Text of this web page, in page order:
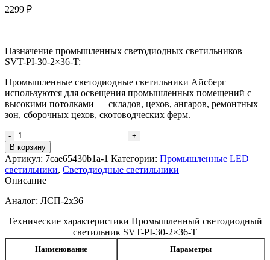
2299 ₽
Назначение промышленных светодиодных светильников
SVT-PI-30-2×36-T:
Промышленные светодиодные светильники Айсберг
используются для освещения промышленных помещений с
высокими потолками — складов, цехов, ангаров, ремонтных
зон, сборочных цехов, скотоводческих ферм.
Количество
товара
Промышленный
светодиодный
светильник
SVT-
30-
В корзину
Артикул: 7cae65430b1a-1 Категории: Промышленные LED
светильники, Светодиодные светильники
Описание
Аналог: ЛСП-2х36
Технические характеристики Промышленный светодиодный
светильник SVT-PI-30-2×36-T
Наименование Параметры